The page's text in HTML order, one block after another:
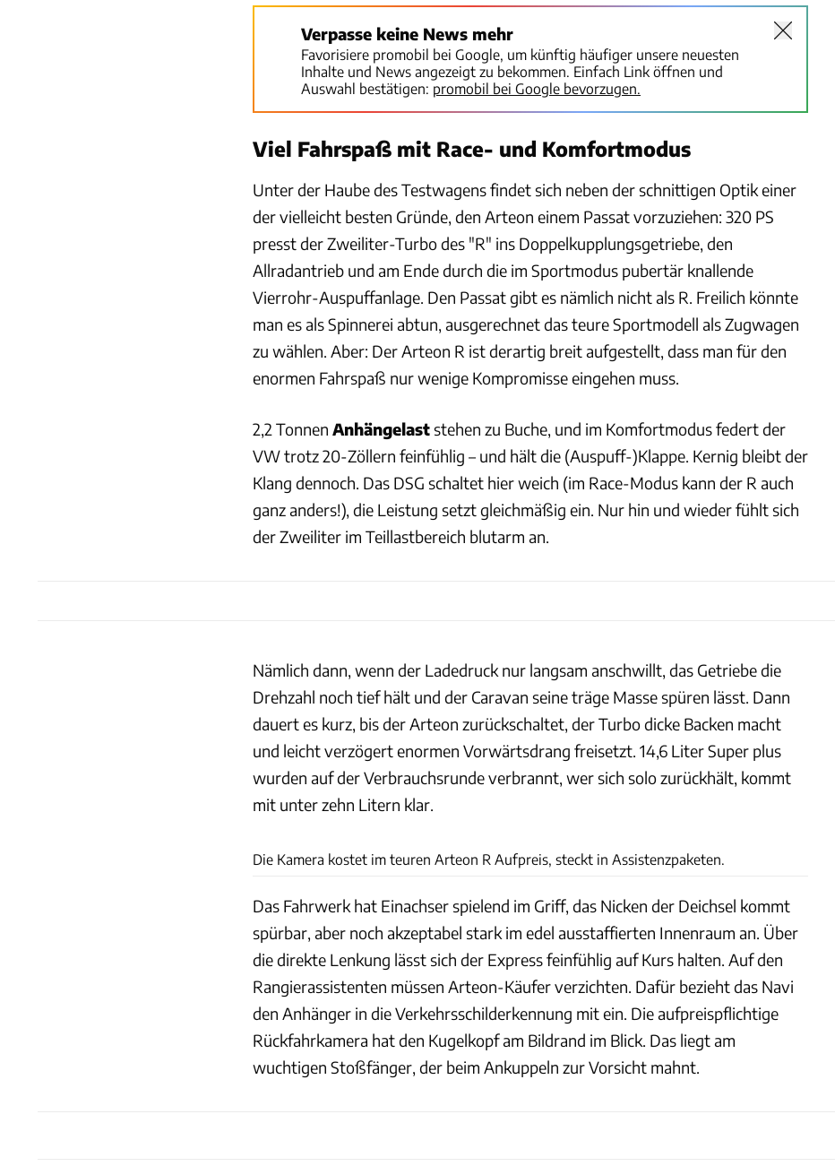
Verpasse keine News mehr
Favorisiere promobil bei Google, um künftig häufiger unsere neuesten
Inhalte und News angezeigt zu bekommen. Einfach Link öffnen und
Auswahl bestätigen: promobil bei Google bevorzugen.
Viel Fahrspaß mit Race- und Komfortmodus
Unter der Haube des Testwagens findet sich neben der schnittigen Optik einer
der vielleicht besten Gründe, den Arteon einem Passat vorzuziehen: 320 PS
presst der Zweiliter-Turbo des "R" ins Doppelkupplungsgetriebe, den
Allradantrieb und am Ende durch die im Sportmodus pubertär knallende
Vierrohr-Auspuffanlage. Den Passat gibt es nämlich nicht als R. Freilich könnte
man es als Spinnerei abtun, ausgerechnet das teure Sportmodell als Zugwagen
zu wählen. Aber: Der Arteon R ist derartig breit aufgestellt, dass man für den
enormen Fahrspaß nur wenige Kompromisse eingehen muss.
2,2 Tonnen Anhängelaststehen zu Buche, und im Komfortmodus federt der
VW trotz 20-Zöllern feinfühlig – und hält die (Auspuff-)Klappe. Kernig bleibt der
Klang dennoch. Das DSG schaltet hier weich (im Race-Modus kann der R auch
ganz anders!), die Leistung setzt gleichmäßig ein. Nur hin und wieder fühlt sich
der Zweiliter im Teillastbereich blutarm an.
Nämlich dann, wenn der Ladedruck nur langsam anschwillt, das Getriebe die
Drehzahl noch tief hält und der Caravan seine träge Masse spüren lässt. Dann
dauert es kurz, bis der Arteon zurückschaltet, der Turbo dicke Backen macht
und leicht verzögert enormen Vorwärtsdrang freisetzt. 14,6 Liter Super plus
wurden auf der Verbrauchsrunde verbrannt, wer sich solo zurückhält, kommt
mit unter zehn Litern klar.
Die Kamera kostet im teuren Arteon R Aufpreis, steckt in Assistenzpaketen.
Das Fahrwerk hat Einachser spielend im Griff, das Nicken der Deichsel kommt
spürbar, aber noch akzeptabel stark im edel ausstaffierten Innenraum an. Über
die direkte Lenkung lässt sich der Express feinfühlig auf Kurs halten. Auf den
Rangierassistenten müssen Arteon-Käufer verzichten. Dafür bezieht das Navi
den Anhänger in die Verkehrsschilderkennung mit ein. Die aufpreispflichtige
Rückfahrkamera hat den Kugelkopf am Bildrand im Blick. Das liegt am
wuchtigen Stoßfänger, der beim Ankuppeln zur Vorsicht mahnt.